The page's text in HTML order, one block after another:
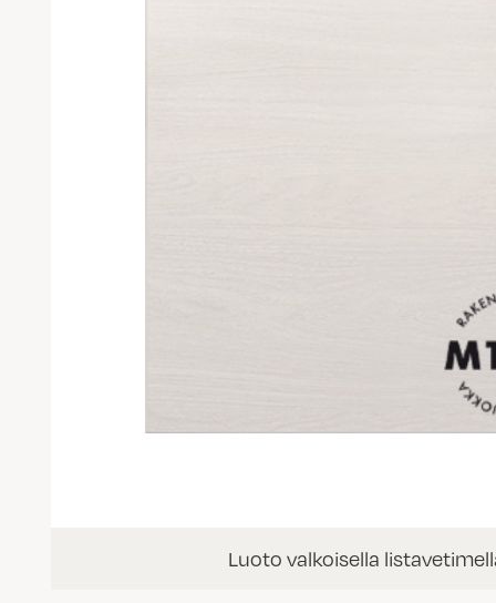
Luoto valkoisella